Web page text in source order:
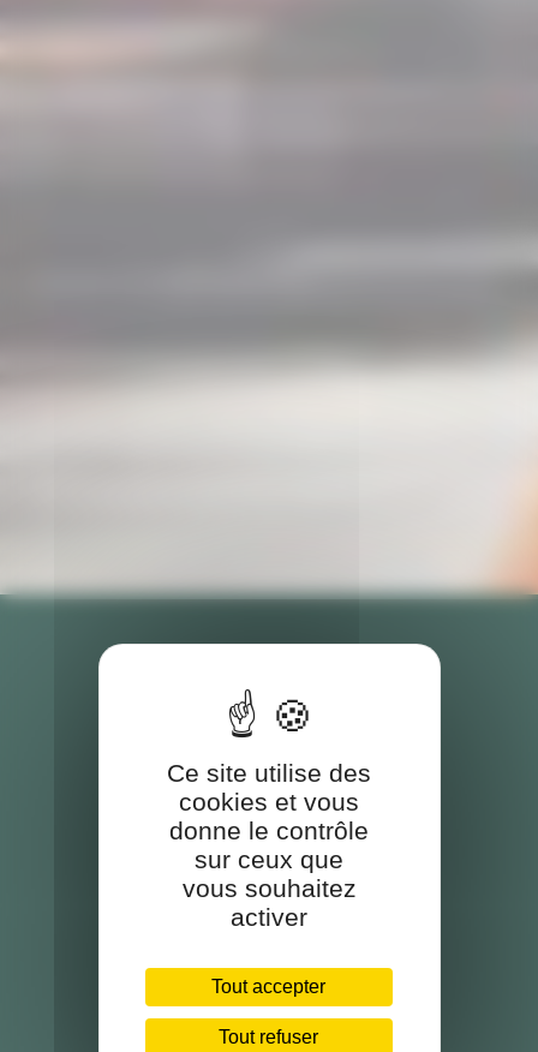
Ce site utilise des
cookies et vous
donne le contrôle
sur ceux que
vous souhaitez
activer
Tout accepter
Tout refuser